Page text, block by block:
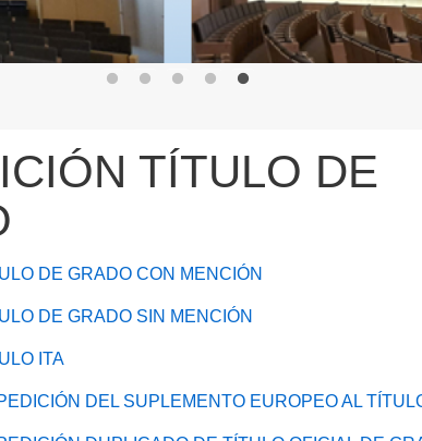
TÍTULO DE
DE GRADO CON MENCIÓN
DE GRADO SIN MENCIÓN
ITA
DEL SUPLEMENTO EUROPEO AL